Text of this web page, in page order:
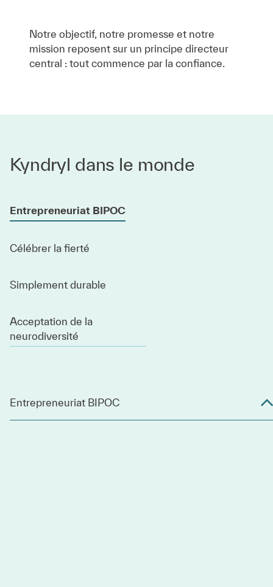
Notre objectif, notre promesse et notre
mission reposent sur un principe directeur
central : tout commence par la confiance.
Kyndryl dans le monde
Entrepreneuriat BIPOC
Célébrer la fierté
Simplement durable
Acceptation de la
neurodiversité
Entrepreneuriat BIPOC